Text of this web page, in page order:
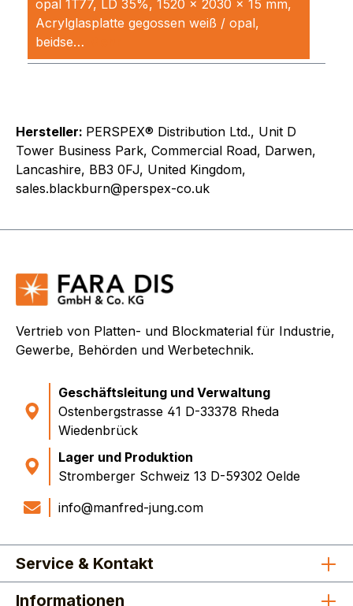
opal 1T77, LD 35%, 1520 x 2030 x 15 mm,
Acrylglasplatte gegossen weiß / opal,
beidse…
Hersteller: PERSPEX® Distribution Ltd., Unit D
Tower Business Park, Commercial Road, Darwen,
Lancashire, BB3 0FJ, United Kingdom,
sales.blackburn@perspex-co.uk
Vertrieb von Platten- und Blockmaterial für Industrie,
Gewerbe, Behörden und Werbetechnik.
Geschäftsleitung und Verwaltung
Ostenbergstrasse 41 D-33378 Rheda
Wiedenbrück
Lager und Produktion
Stromberger Schweiz 13 D-59302 Oelde
info@manfred-jung.com
Service & Kontakt
Informationen